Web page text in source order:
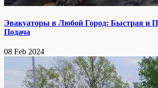
Эвакуаторы в Любой Город: Быстрая и
Подача
08 Feb 2024